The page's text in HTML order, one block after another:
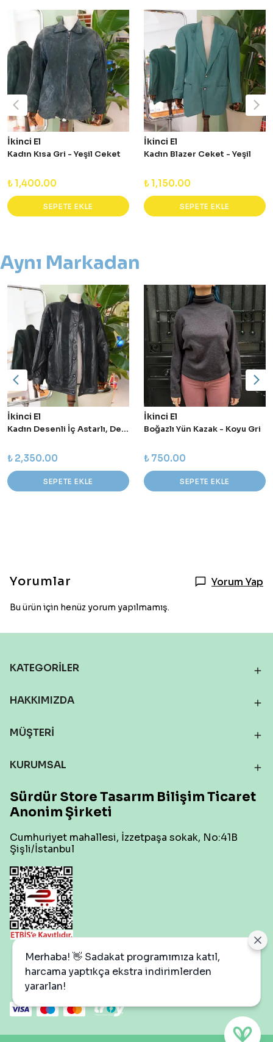
İkinci El
Kadın Kısa Gri - Yeşil Ceket
₺ 1,400.00
SEPETE EKLE
İkinci El
Kadın Blazer Ceket - Yeşil
₺ 1,150.00
SEPETE EKLE
Aynı Markadan
İkinci El
Kadın Desenli İç Astarlı, Deri - Süet Ceket
₺ 2,350.00
SEPETE EKLE
İkinci El
Boğazlı Yün Kazak - Koyu Gri
₺ 750.00
SEPETE EKLE
Yorumlar Yorum Yap
Bu ürün için henüz yorum yapılmamış.
KATEGORİLER
HAKKIMIZDA
MÜŞTERİ
KURUMSAL
Sürdür Store Tasarım Bilişim Ticaret
Anonim Şirketi
Cumhuriyet mahallesi, İzzetpaşa sokak, No:41B
Şişli/İstanbul
Merhaba! 👋 Sadakat programımıza katıl,
harcama yaptıkça ekstra indirimlerden
yararlan!